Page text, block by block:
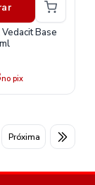
Base
no pix
Próxima